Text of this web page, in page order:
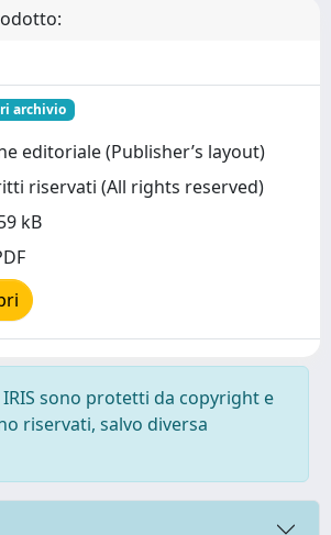
archivio
editoriale (Publisher’s layout)
riservati (All rights reserved)
kB
sono protetti da copyright e
riservati, salvo diversa